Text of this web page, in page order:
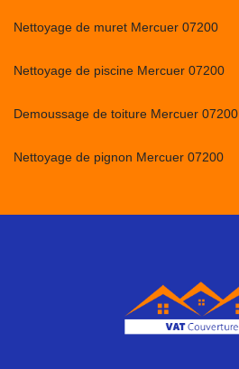
Nettoyage de muret Mercuer 07200
Nettoyage de piscine Mercuer 07200
Demoussage de toiture Mercuer 07200
Nettoyage de pignon Mercuer 07200